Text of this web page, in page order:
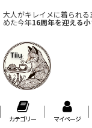
大人がキレイメに着られる
めた今年16周年を迎える
カテゴリー マイページ